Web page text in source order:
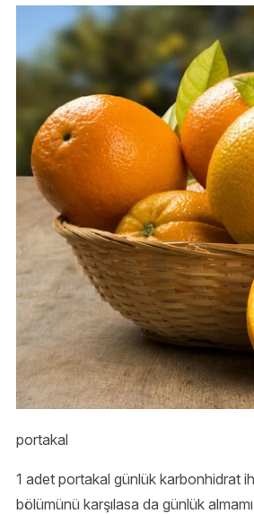
portakal
1 adet portakal günlük karbonhidrat
bölümünü karşılasa da günlük